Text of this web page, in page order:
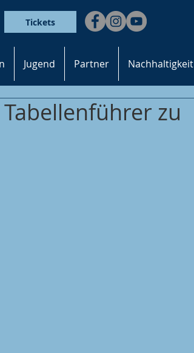
Tickets
Jugend Partner Nachhaltigkeit
zu